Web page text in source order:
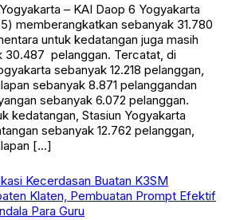
– KAI Daop 6 Yogyakarta
memberangkatkan sebanyak 31.780
untuk kedatangan juga masih
30.487 pelanggan. Tercatat, di
sebanyak 12.218 pelanggan,
sebanyak 8.871 pelanggandan
sebanyak 6.072 pelanggan.
kedatangan, Stasiun Yogyakarta
sebanyak 12.762 pelanggan,
[…]